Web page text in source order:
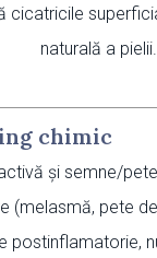
cicatricile
naturală a pielii.
chimic
și semne/
(melasmă, pete
postinflamatorie,